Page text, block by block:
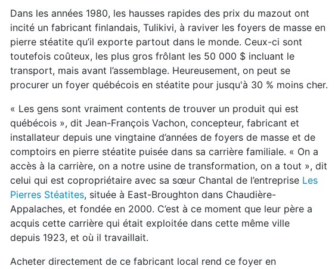
Dans les années 1980, les hausses rapides des prix du mazout ont
incité un fabricant finlandais, Tulikivi, à raviver les foyers de masse en
pierre stéatite qu’il exporte partout dans le monde. Ceux-ci sont
toutefois coûteux, les plus gros frôlant les 50 000 $ incluant le
transport, mais avant l’assemblage. Heureusement, on peut se
procurer un foyer québécois en stéatite pour jusqu'à 30 % moins cher.
« Les gens sont vraiment contents de trouver un produit qui est
québécois », dit Jean-François Vachon, concepteur, fabricant et
installateur depuis une vingtaine d’années de foyers de masse et de
comptoirs en pierre stéatite puisée dans sa carrière familiale. « On a
accès à la carrière, on a notre usine de transformation, on a tout », dit
celui qui est copropriétaire avec sa sœur Chantal de l’entreprise Les
Pierres Stéatites, située à East-Broughton dans Chaudière-
Appalaches, et fondée en 2000. C’est à ce moment que leur père a
acquis cette carrière qui était exploitée dans cette même ville
depuis 1923, et où il travaillait.
Acheter directement de ce fabricant local rend ce foyer en